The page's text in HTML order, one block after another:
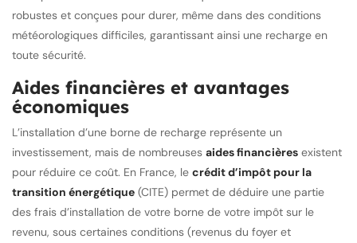
robustes et conçues pour durer, même dans des conditions
météorologiques difficiles, garantissant ainsi une recharge en
toute sécurité.
Aides financières et avantages
économiques
L’installation d’une borne de recharge représente un
investissement, mais de nombreuses aides financières existent
pour réduire ce coût. En France, le crédit d’impôt pour la
transition énergétique (CITE) permet de déduire une partie
des frais d’installation de votre borne de votre impôt sur le
revenu, sous certaines conditions (revenus du foyer et